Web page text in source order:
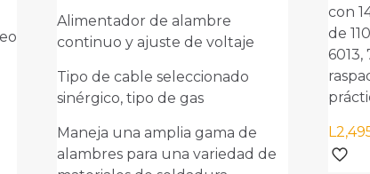
Correo electrónico*
Alimentador de alambre
continuo y ajuste de voltaje
Tipo de cable seleccionado
sinérgico, tipo de gas
Maneja una amplia gama de
alambres para una variedad de
con
de
6013,
L